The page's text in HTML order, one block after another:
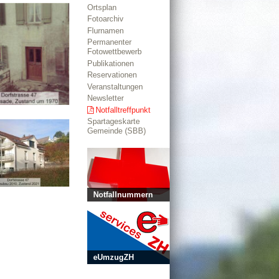
Ortsplan
Fotoarchiv
Flurnamen
Permanenter
Fotowettbewerb
Publikationen
Reservationen
Veranstaltungen
Newsletter
Notfalltreffpunkt
Spartageskarte
Gemeinde (SBB)
Notfallnummern
eUmzugZH